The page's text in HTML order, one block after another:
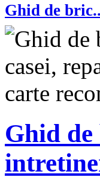
Ghid de
Ghid